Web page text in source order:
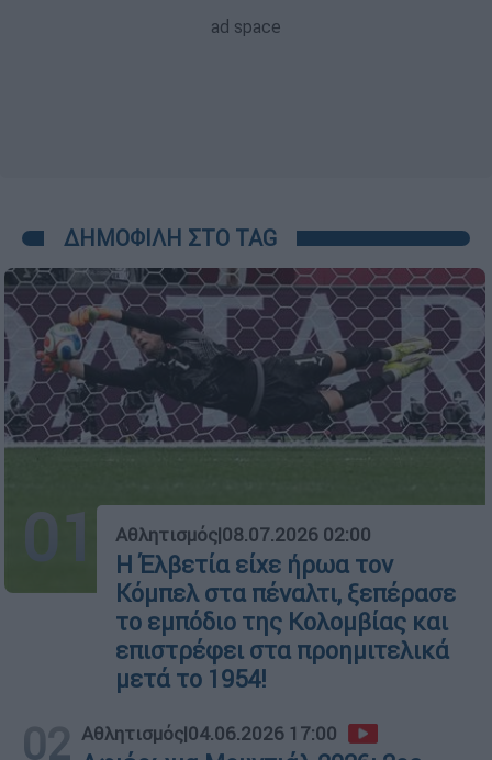
ΔΗΜΟΦΙΛΗ ΣΤΟ TAG
01 Αθλητισμός|08.07.2026 02:00
Η Έλβετία είχε ήρωα τον
Κόμπελ στα πέναλτι, ξεπέρασε
το εμπόδιο της Κολομβίας και
επιστρέφει στα προημιτελικά
μετά το 1954!
02 Αθλητισμός|04.06.2026 17:00